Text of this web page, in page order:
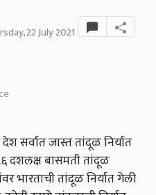
22 July 2021
सर्वात जास्त तांदूळ निर्यात
दशलक्ष बासमती तांदूळ
भारताची तांदूळ निर्यात गेली